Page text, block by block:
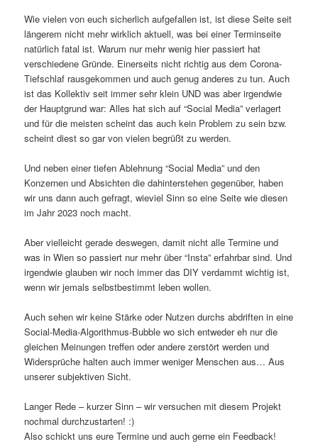
Wie vielen von euch sicherlich aufgefallen ist, ist diese Seite seit
längerem nicht mehr wirklich aktuell, was bei einer Terminseite
natürlich fatal ist. Warum nur mehr wenig hier passiert hat
verschiedene Gründe. Einerseits nicht richtig aus dem Corona-
Tiefschlaf rausgekommen und auch genug anderes zu tun. Auch
ist das Kollektiv seit immer sehr klein UND was aber irgendwie
der Hauptgrund war: Alles hat sich auf “Social Media” verlagert
und für die meisten scheint das auch kein Problem zu sein bzw.
scheint diest so gar von vielen begrüßt zu werden.
Und neben einer tiefen Ablehnung “Social Media” und den
Konzernen und Absichten die dahinterstehen gegenüber, haben
wir uns dann auch gefragt, wieviel Sinn so eine Seite wie diesen
im Jahr 2023 noch macht.
Aber vielleicht gerade deswegen, damit nicht alle Termine und
was in Wien so passiert nur mehr über “Insta” erfahrbar sind. Und
irgendwie glauben wir noch immer das DIY verdammt wichtig ist,
wenn wir jemals selbstbestimmt leben wollen.
Auch sehen wir keine Stärke oder Nutzen durchs abdriften in eine
Social-Media-Algorithmus-Bubble wo sich entweder eh nur die
gleichen Meinungen treffen oder andere zerstört werden und
Widersprüche halten auch immer weniger Menschen aus… Aus
unserer subjektiven Sicht.
Langer Rede – kurzer Sinn – wir versuchen mit diesem Projekt
nochmal durchzustarten! :)
Also schickt uns eure Termine und auch gerne ein Feedback!